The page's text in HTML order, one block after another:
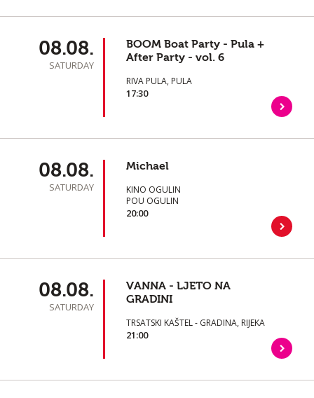
08.08.
SATURDAY
BOOM Boat Party - Pula +
After Party - vol. 6
RIVA PULA, PULA
17:30
08.08.
SATURDAY
Michael
KINO OGULIN
POU OGULIN
20:00
08.08.
SATURDAY
VANNA - LJETO NA
GRADINI
TRSATSKI KAŠTEL - GRADINA, RIJEKA
21:00